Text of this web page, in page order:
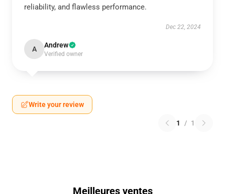
reliability, and flawless performance.
Dec 22, 2024
A Andrew
Verified owner
Write your review
1 / 1
Meilleures ventes